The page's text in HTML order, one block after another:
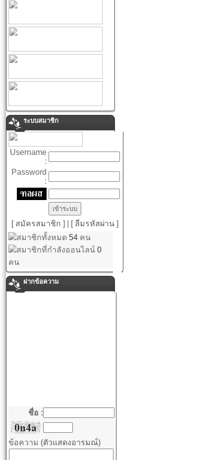
ระบบสมาชิก
Username
:
Password
:
[ สมัครสมาชิก ]
[ ลืมรหัสผ่าน ]
สมาชิกทั้งหมด 54 คน
สมาชิกที่กำลังออนไลน์ 0
คน
ฝากข้อความ
ชื่อ :
ข้อความ (ตัวแสดงอารมณ์)